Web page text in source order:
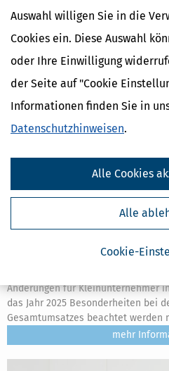
Auswahl willigen Sie in die
Cookies ein. Diese Auswahl
oder Ihre Einwilligung
der Seite auf "Cookie
Informationen finden Sie in
Datenschutzhinweisen.
Cookie-
Alle
Alle Cookies
mehr
Änderungen für Kleinunternehmer
das Jahr 2025 Besonderheiten bei
Gesamtumsatzes beachtet werden
mehr